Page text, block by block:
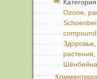
Ozone,
Здоровье,
растения,
Шёнбейна